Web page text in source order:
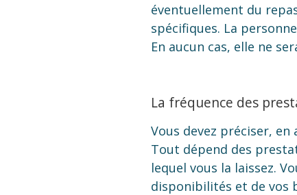
éventuellement du
spécifiques. La
En aucun cas, elle ne
La fréquence des
Vous devez préciser, en
Tout dépend des
lequel vous la laissez.
disponibilités et de vos